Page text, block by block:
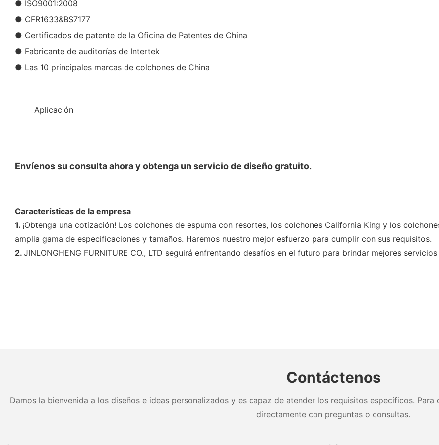
● ISO9001:2008
● CFR1633&BS7177
● Certificados de patente de la Oficina de Patentes de China
● Fabricante de auditorías de Intertek
● Las 10 principales marcas de colchones de China
Aplicación
Envíenos su consulta ahora y obtenga un servicio de diseño gratuito.
Características de la empresa
1. ¡Obtenga una cotización! Los colchones de espuma con resortes, los colchones California King y los
amplia gama de especificaciones y tamaños. Haremos nuestro mejor esfuerzo para cumplir con sus requisitos.
2. JINLONGHENG FURNITURE CO., LTD seguirá enfrentando desafíos en el futuro para brindar mejores
Contáctenos
Damos la bienvenida a los diseños e ideas personalizados y es capaz de atender los requisitos específicos.
directamente con preguntas o consultas.